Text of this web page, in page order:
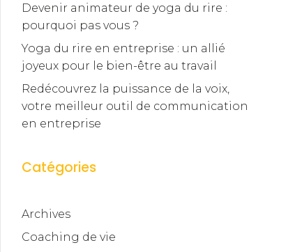
Devenir animateur de yoga du rire :
pourquoi pas vous ?
Yoga du rire en entreprise : un allié
joyeux pour le bien-être au travail
Redécouvrez la puissance de la voix,
votre meilleur outil de communication
en entreprise
Catégories
Archives
Coaching de vie